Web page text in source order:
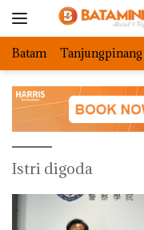
Batam Tanjungpinang
Istri digoda